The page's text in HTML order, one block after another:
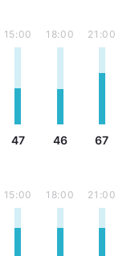
15:00
47
18:00
46
21:00
67
15:00 18:00 21:00